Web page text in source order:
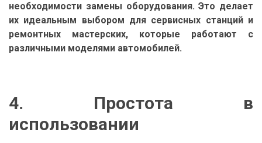
необходимости замены оборудования. Это делает
их идеальным выбором для сервисных станций и
ремонтных мастерских, которые работают с
различными моделями автомобилей.
4. Простота в
использовании